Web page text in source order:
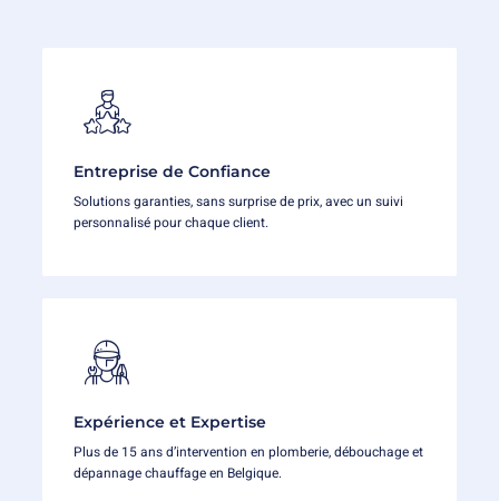
Entreprise de Confiance
Solutions garanties, sans surprise de prix, avec un suivi
personnalisé pour chaque client.
Expérience et Expertise
Plus de 15 ans d’intervention en plomberie, débouchage et
dépannage chauffage en Belgique.